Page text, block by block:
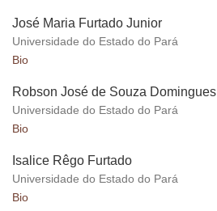
José Maria Furtado Junior
Universidade do Estado do Pará
Bio
Robson José de Souza Domingues
Universidade do Estado do Pará
Bio
Isalice Rêgo Furtado
Universidade do Estado do Pará
Bio